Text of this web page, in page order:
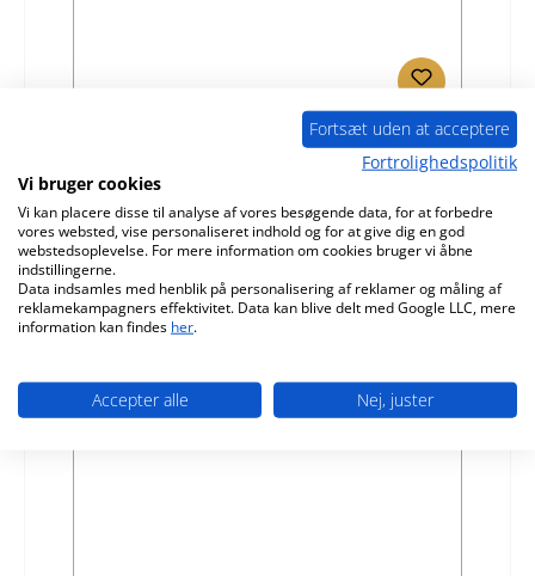
Haas-Sohn Adelboden bundsten højre
Producent:Haas-Sohn
440,02 kr.
Tilgængelig, leveringstid: 4-6 dage
Fortsæt uden at acceptere
Fortrolighedspolitik
Vi bruger cookies
Vi kan placere disse til analyse af vores besøgende data, for at forbedre
vores websted, vise personaliseret indhold og for at give dig en god
webstedsoplevelse. For mere information om cookies bruger vi åbne
indstillingerne.
Data indsamles med henblik på personalisering af reklamer og måling af
reklamekampagners effektivitet. Data kan blive delt med Google LLC, mere
information kan findes her.
Accepter alle Nej, juster